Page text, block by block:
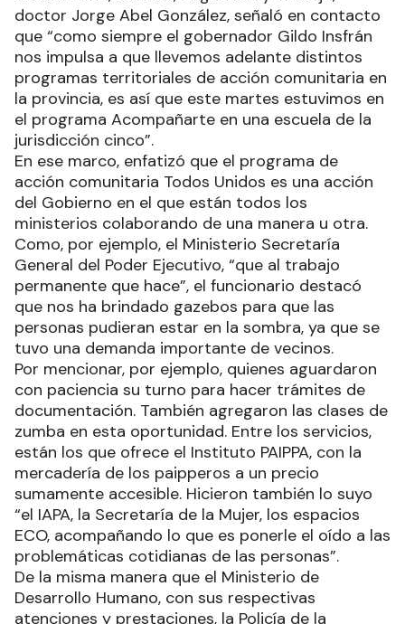
doctor Jorge Abel González, señaló en contacto
que “como siempre el gobernador Gildo Insfrán
nos impulsa a que llevemos adelante distintos
programas territoriales de acción comunitaria en
la provincia, es así que este martes estuvimos en
el programa Acompañarte en una escuela de la
jurisdicción cinco”.
En ese marco, enfatizó que el programa de
acción comunitaria Todos Unidos es una acción
del Gobierno en el que están todos los
ministerios colaborando de una manera u otra.
Como, por ejemplo, el Ministerio Secretaría
General del Poder Ejecutivo, “que al trabajo
permanente que hace”, el funcionario destacó
que nos ha brindado gazebos para que las
personas pudieran estar en la sombra, ya que se
tuvo una demanda importante de vecinos.
Por mencionar, por ejemplo, quienes aguardaron
con paciencia su turno para hacer trámites de
documentación. También agregaron las clases de
zumba en esta oportunidad. Entre los servicios,
están los que ofrece el Instituto PAIPPA, con la
mercadería de los paipperos a un precio
sumamente accesible. Hicieron también lo suyo
“el IAPA, la Secretaría de la Mujer, los espacios
ECO, acompañando lo que es ponerle el oído a las
problemáticas cotidianas de las personas”.
De la misma manera que el Ministerio de
Desarrollo Humano, con sus respectivas
atenciones y prestaciones, la Policía de la